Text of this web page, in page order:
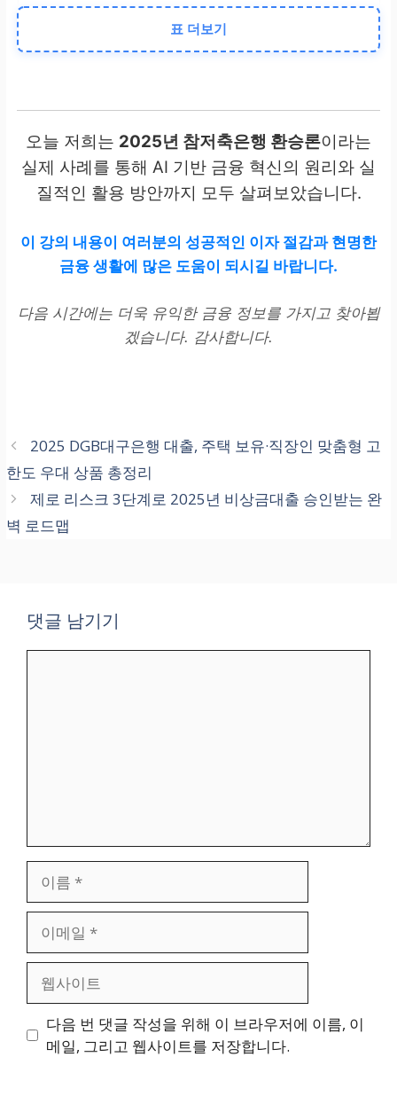
력 안정성 증명
총부채원리금상환비율
최소 3개월간 신용 점수
단기 대출/신용 조회 기록
V 극대화
고객 평생 가치
표 더보기
오늘 저희는 2025년 참저축은행 환승론이라는
실제 사례를 통해 AI 기반 금융 혁신의 원리와 실
질적인 활용 방안까지 모두 살펴보았습니다.
이 강의 내용이 여러분의 성공적인 이자 절감과 현명한
금융 생활에 많은 도움이 되시길 바랍니다.
다음 시간에는 더욱 유익한 금융 정보를 가지고 찾아뵙
겠습니다. 감사합니다.
2025 DGB대구은행 대출, 주택 보유·직장인 맞춤형 고
한도 우대 상품 총정리
제로 리스크 3단계로 2025년 비상금대출 승인받는 완
벽 로드맵
댓글 남기기
일
트
다음 번 댓글 작성을 위해 이 브라우저에 이름, 이
메일, 그리고 웹사이트를 저장합니다.